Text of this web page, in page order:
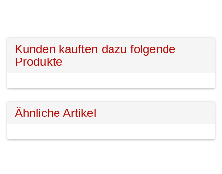
Kunden kauften dazu folgende
Produkte
Ähnliche Artikel